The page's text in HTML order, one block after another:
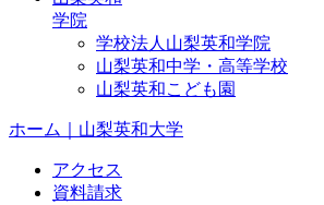
学院
学校法人山梨英和学院
山梨英和中学・高等学校
山梨英和こども園
ホーム｜山梨英和大学
アクセス
資料請求